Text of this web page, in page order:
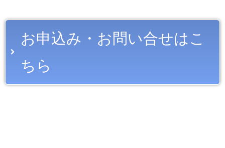
お申込み・お問い合せはこ
ちら